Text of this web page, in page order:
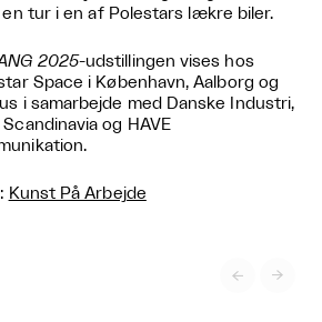
tur i en af Polestars lækre biler.
2025-udstillingen vises hos
Space i København, Aalborg og
i samarbejde med Danske Industri,
Scandinavia og HAVE
Kunst På Arbejde
 